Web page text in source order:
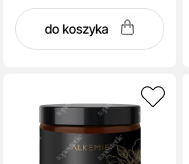
do koszyka